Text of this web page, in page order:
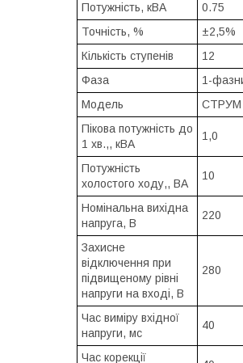
Потужність, кВА
0.75
Точність, %
±2,5%
Кількість ступенів
12
Фаза
1-
Модель
СТРУМ
Пікова потужність до
1 хв.,, кВА
1,0
Потужність
холостого ходу,, ВА
10
Номінальна вихідна
напруга, В
220
Захисне
відключення при
підвищеному рівні
напруги на вході, В
280
Час виміру вхідної
напруги, мс
40
Час корекції